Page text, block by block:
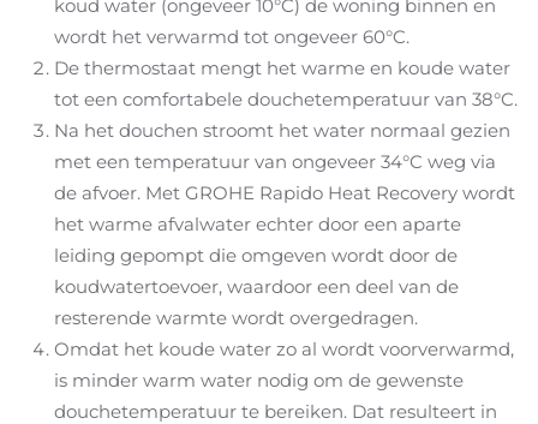
koud water (ongeveer 10°C) de woning binnen en
wordt het verwarmd tot ongeveer 60°C.
De thermostaat mengt het warme en koude water
tot een comfortabele douchetemperatuur van 38°C.
Na het douchen stroomt het water normaal gezien
met een temperatuur van ongeveer 34°C weg via
de afvoer. Met GROHE Rapido Heat Recovery wordt
het warme afvalwater echter door een aparte
leiding gepompt die omgeven wordt door de
koudwatertoevoer, waardoor een deel van de
resterende warmte wordt overgedragen.
Omdat het koude water zo al wordt voorverwarmd,
is minder warm water nodig om de gewenste
douchetemperatuur te bereiken. Dat resulteert in